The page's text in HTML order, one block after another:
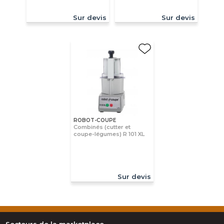
Sur devis Sur devis
ROBOT-COUPE
Combinés (cutter et
coupe-légumes) R 101 XL
Sur devis